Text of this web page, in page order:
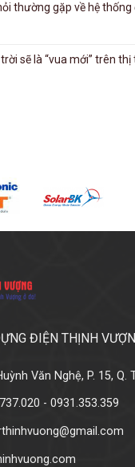
thường gặp về hệ
sẽ là “vua mới” trên
ĐIỆN THỊNH
Văn Nghệ, P. 15, Q.
- 0931.353.359